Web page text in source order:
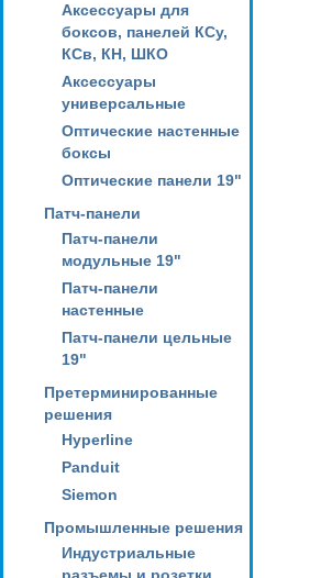
Аксессуары для
боксов, панелей КСу,
КСв, КН, ШКО
Аксессуары
универсальные
Оптические настенные
боксы
Оптические панели 19"
Патч-панели
Патч-панели
модульные 19"
Патч-панели
настенные
Патч-панели цельные
19"
Претерминированные
решения
Hyperline
Panduit
Siemon
Промышленные решения
Индустриальные